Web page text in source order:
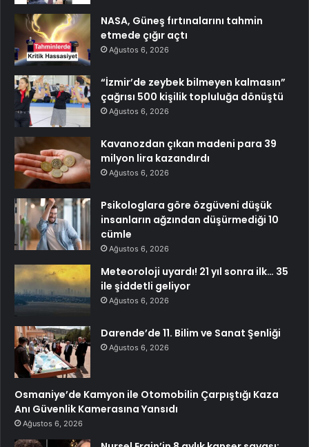
NASA, Güneş fırtınalarını tahmin
etmede çığır açtı
Ağustos 6, 2026
“İzmir’de zeybek bilmeyen kalmasın”
çağrısı 500 kişilik topluluğa dönüştü
Ağustos 6, 2026
Kavanozdan çıkan madeni para 39
milyon lira kazandırdı
Ağustos 6, 2026
Psikologlara göre özgüveni düşük
insanların ağzından düşürmediği 10
cümle
Ağustos 6, 2026
Meteoroloji uyardı! 21 yıl sonra ilk… 35
ile şiddetli geliyor
Ağustos 6, 2026
Darende’de 11. Bilim ve Sanat Şenliği
Ağustos 6, 2026
Osmaniye’de Kamyon ile Otomobilin Çarpıştığı Kaza
Anı Güvenlik Kamerasına Yansıdı
Ağustos 6, 2026